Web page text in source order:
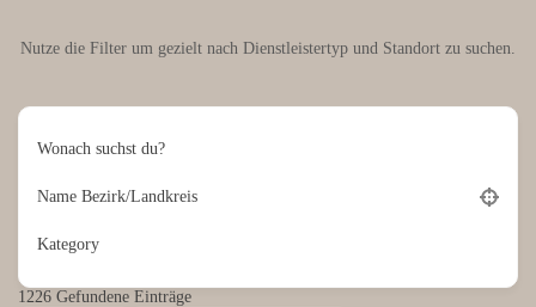
Nutze die Filter um gezielt nach Dienstleistertyp und Standort zu suchen.
Wonach suchst du?
Name Bezirk/Landkreis
Kategory
1226 Gefundene Einträge